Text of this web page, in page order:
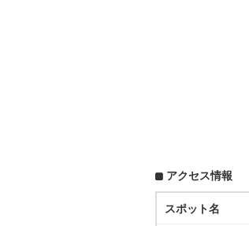
アクセス情報
スポット名